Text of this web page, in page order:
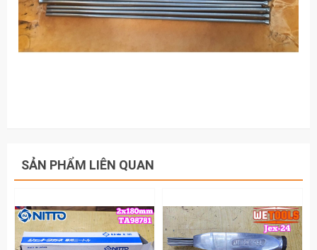
SẢN PHẨM LIÊN QUAN